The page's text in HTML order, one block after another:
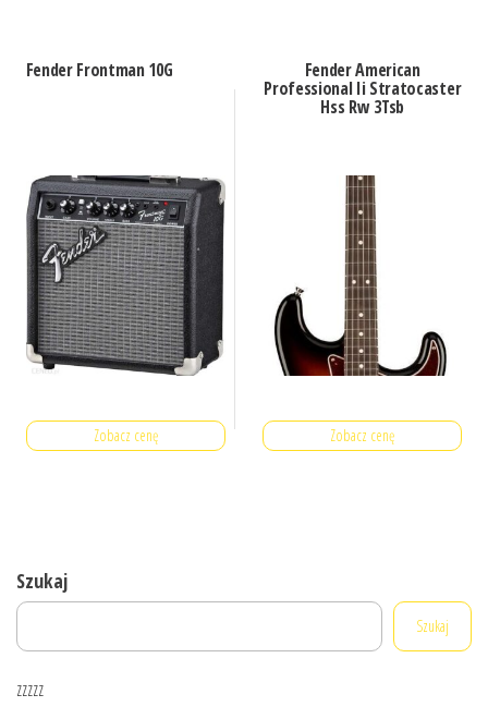
Fender Frontman 10G
Zobacz cenę
Fender American
Professional Ii Stratocaster
Hss Rw 3Tsb
Zobacz cenę
Szukaj
Szukaj
zzzzz